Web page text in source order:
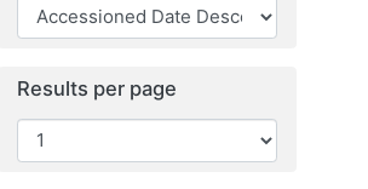
Results per page